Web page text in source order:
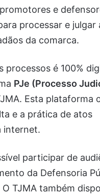
e
processar e julgar
da comarca.
processos é 100%
PJe (Processo
Esta plataforma
e a prática de atos
internet.
participar de
da Defensoria
TJMA também